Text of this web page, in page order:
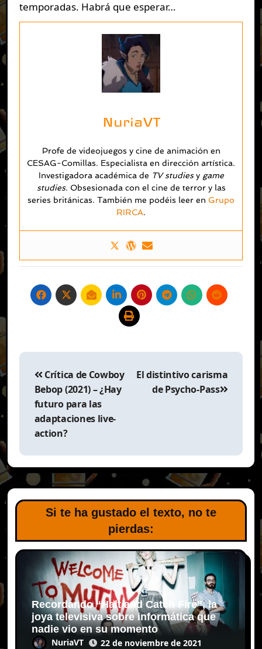
temporadas. Habrá que esperar…
NuriaVT
Profe de videojuegos y cine de animación en
CESAG-Comillas. Especialista en dirección artística.
Investigadora académica de TV studiesy game
studies. Obsesionada con el cine de terror y las
series británicas. También me podéis leer en Grupo
RIRCA.
Navegación
entradas
Crítica de Cowboy
Bebop (2021) – ¿Hay
futuro para las
adaptaciones live-
action?
El distintivo carisma
de Psycho-Pass
Si te ha gustado el texto, no te
pierdas:
Recordando “Halt and Catch Fire”, la
joya televisiva sobre informática que
nadie vio en su momento
NuriaVT 22 de noviembre de 2021